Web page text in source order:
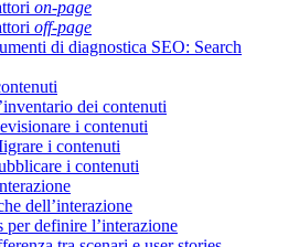
on-page
off-page
di diagnostica SEO: Search
dei contenuti
i contenuti
i contenuti
i contenuti
dell’interazione
per definire l’interazione